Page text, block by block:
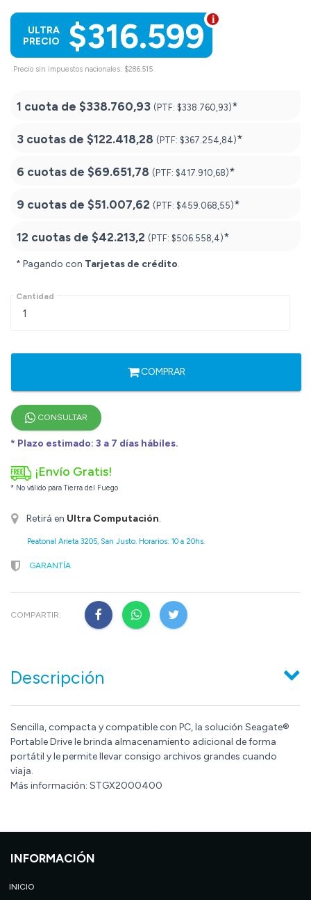
$316.599
ULTRA
PRECIO
Precio sin impuestos nacionales: $286.515
1 cuota de $338.760,93 (PTF: $338.760,93)*
3 cuotas de $122.418,28 (PTF: $367.254,84)*
6 cuotas de $69.651,78 (PTF: $417.910,68)*
9 cuotas de $51.007,62 (PTF: $459.068,55)*
12 cuotas de $42.213,2 (PTF: $506.558,4)*
* Pagando con Tarjetas de crédito.
Cantidad
COMPRAR
CONSULTAR
* Plazo estimado: 3 a 7 días hábiles.
¡Envío Gratis!
* No válido para Tierra del Fuego
Retirá en Ultra Computación.
Peatonal Arieta 3205, San Justo. Horarios: 10 a 20hs.
GARANTÍA
COMPARTIR:
Descripción
Sencilla, compacta y compatible con PC, la solución Seagate®
Portable Drive le brinda almacenamiento adicional de forma
portátil y le permite llevar consigo archivos grandes cuando
viaja.
Más información: STGX2000400
INFORMACIÓN
INICIO